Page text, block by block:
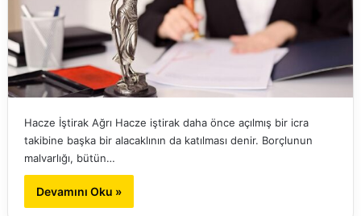
Hacze İştirak Ağrı Hacze iştirak daha önce açılmış bir icra
takibine başka bir alacaklının da katılması denir. Borçlunun
malvarlığı, bütün…
Devamını Oku »